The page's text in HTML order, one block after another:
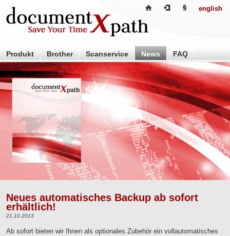
Neues automatisches Backup ab sofort
erhältlich!
21.10.2013
Ab sofort bieten wir Ihnen als optionales Zubehör ein vollautomatisches
english
Produkt Brother Scanservice News
FAQ
Händler
Partner Über uns Kontakt